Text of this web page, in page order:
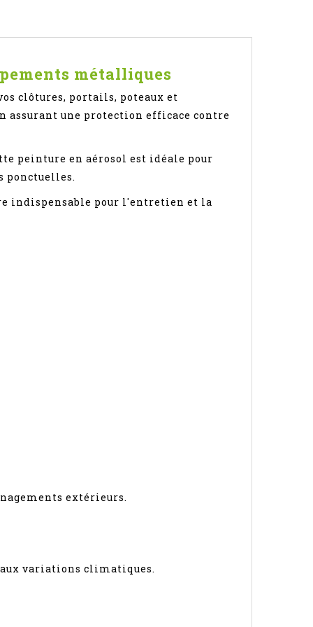
métalliques
clôtures, portails, poteaux et
une protection efficace contre
peinture en aérosol est idéale pour
ponctuelles.
indispensable pour l'entretien et la
extérieurs.
variations climatiques.